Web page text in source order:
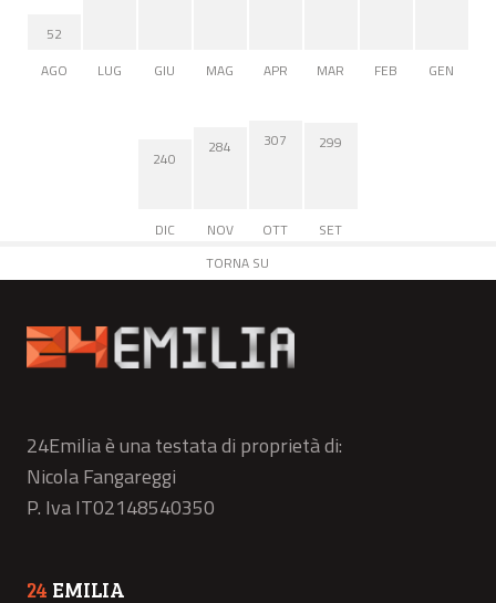
52
AGO
LUG GIU MAG APR MAR FEB GEN
240
DIC
284
NOV
307
OTT
299
SET
TORNA SU
24Emilia è una testata di proprietà di:
Nicola Fangareggi
P. Iva IT02148540350
24 EMILIA